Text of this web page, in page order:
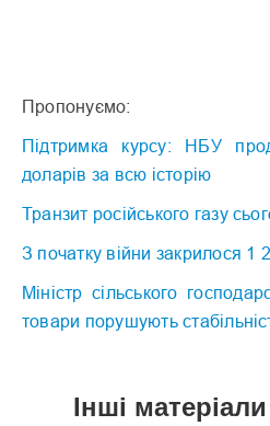
Пропонуємо:
Підтримка курсу: НБУ
доларів за всю історію
Транзит російського газу
З початку війни закрилося 1
Міністр сільського
товари порушують
Інші